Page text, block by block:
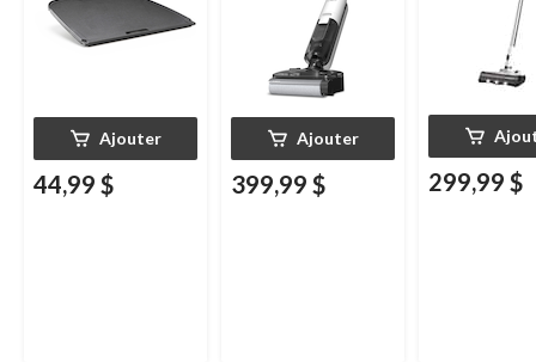
Ajouter
44,99 $
Ajouter
399,99 $ 299,99 $